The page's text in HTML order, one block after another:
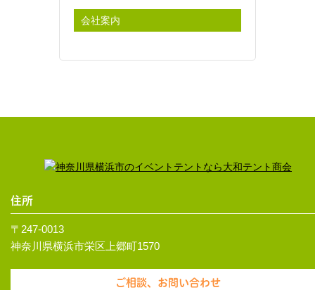
会社案内
住所
〒247-0013
神奈川県横浜市栄区上郷町1570
ご相談、お問い合わせ